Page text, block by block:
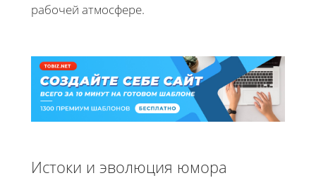
рабочей атмосфере.
Истоки и эволюция юмора